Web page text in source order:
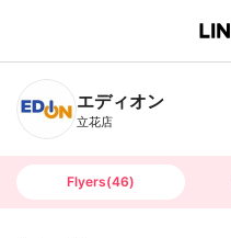
B
n
c
h
T
エディオン
立花店
Flyers(46)